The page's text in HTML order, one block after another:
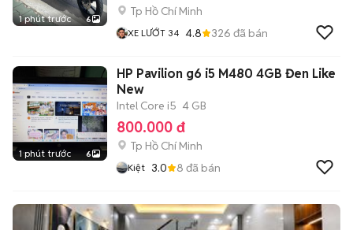
1 phút trước 6
Tp Hồ Chí Minh
XE LƯỚT 34 4.8 326 đã bán
1 phút trước 6
HP Pavilion g6 i5 M480 4GB Đen Like
New
Intel Core i5 4 GB
800.000 đ
Tp Hồ Chí Minh
Kiệt 3.0 8 đã bán